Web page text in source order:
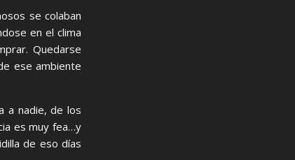
se colaban
en el clima
Quedarse
ese ambiente
a nadie, de los
es muy fea…y
de eso días